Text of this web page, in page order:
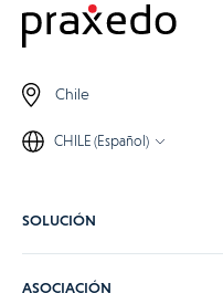
Chile
CHILE (Español)
SOLUCIÓN
ASOCIACIÓN